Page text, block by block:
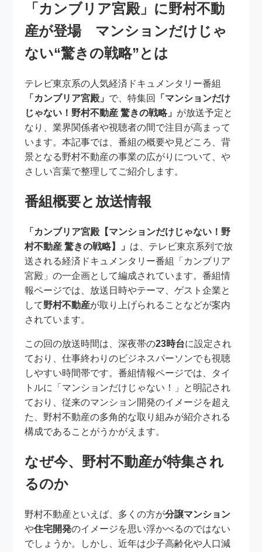
「カンブリア宮殿」に野村不動
産が登場 マンションだけじゃ
ない“驚きの戦略”とは
テレビ東京系の人気経済ドキュメンタリー番組
「カンブリア宮殿」 で、特集回
「マンションだけ
じゃない！野村不動産 驚きの戦略」 が放送予定と
なり、業界関係者や視聴者の間で注目が高まって
います。本記事では、番組の概要や見どころ、背
景となる野村不動産の事業の広がりについて、や
さしい言葉で整理してご紹介します。
番組概要と放送情報
「カンブリア宮殿【マンションだけじゃない！野
村不動産 驚きの戦略】」 は、テレビ東京系列で放
送される経済ドキュメンタリー番組「カンブリア
宮殿」の一企画として編成されています。番組情
報ページでは、放送日時やテーマ、ゲスト企業と
して野村不動産が取り上げられることなどが案内
されています。
この回の放送時間は、深夜帯の23時台に設定され
ており、仕事終わりのビジネスパーソンでも視聴
しやすい時間帯です。番組情報ページでは、タイ
トルに「マンションだけじゃない！」と明記され
ており、従来のマンション開発のイメージを超え
た、野村不動産の多角的な取り組みが紹介される
構成であることがうかがえます。
なぜ今、野村不動産が特集され
るのか
野村不動産といえば、多くの方が分譲マンション
や住宅開発のイメージを思い浮かべるのではない
でしょうか。しかし、近年は少子高齢化や人口減